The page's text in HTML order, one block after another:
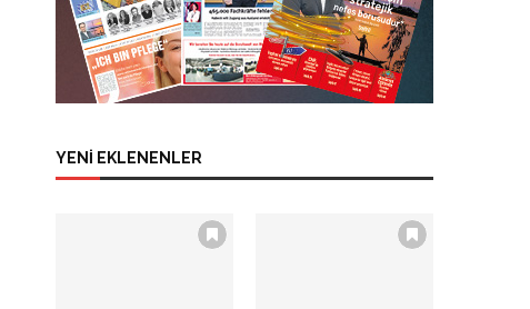
YENİ EKLENENLER